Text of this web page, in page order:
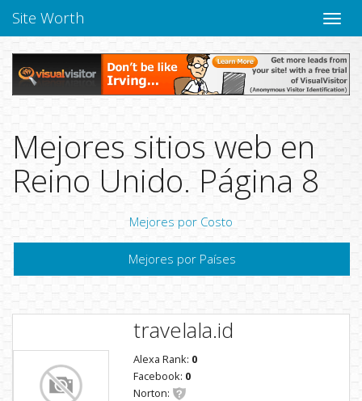
Site Worth
Mejores sitios web en
Reino Unido. Página 8
Mejores por Costo
Mejores por Países
travelala.id
Alexa Rank: 0
Facebook: 0
Norton: